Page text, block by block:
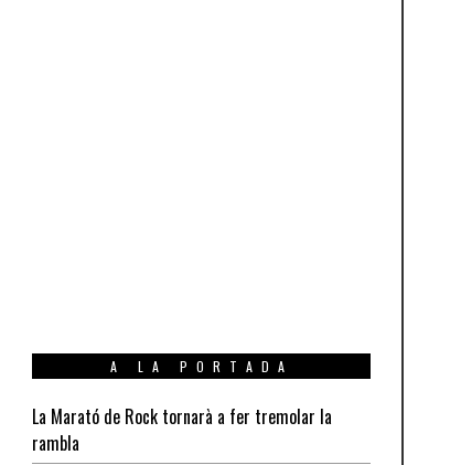
A LA PORTADA
La Marató de Rock tornarà a fer tremolar la
rambla